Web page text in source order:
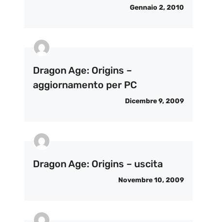
Gennaio 2, 2010
Dragon Age: Origins –
aggiornamento per PC
Dicembre 9, 2009
Dragon Age: Origins – uscita
Novembre 10, 2009